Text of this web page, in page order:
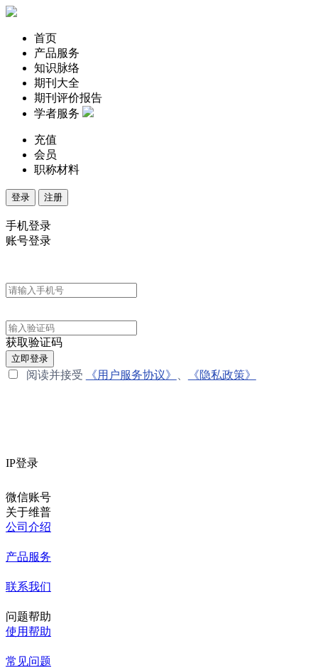
首页
产品服务
知识脉络
期刊大全
期刊评价报告
学者服务
充值
会员
职称材料
登录 注册
手机登录
账号登录
获取验证码
立即登录
阅读并接受 《用户服务协议》 《隐私政策》
IP登录
微信账号
关于维普
公司介绍
产品服务
联系我们
问题帮助
使用帮助
常见问题